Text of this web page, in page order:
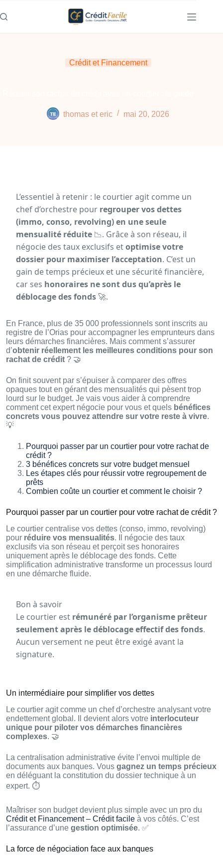
au
contenu
Crédit et Financement
thomas et eric mai 20, 2026
L’essentiel à retenir : le courtier agit comme un
chef d’orchestre pour regrouper vos dettes
(immo, conso, revolving) en une seule
mensualité réduite 📉. Grâce à son réseau, il
négocie des taux exclusifs etoptimise votre
dossier pour maximiser l’acceptation. C’est un
gain de temps précieux et une sécurité financière,
car ses honoraires ne sont dus qu’après le
déblocage des fonds 🚀.
En France, plus de 35 000 professionnels sont inscrits au
registre de l’Orias pour accompagner les emprunteurs dans
leurs démarches financières. Mais comment s’assurer
d’obtenir réellement les meilleures conditions pour son
rachat de crédit ? 🤝
On finit souvent par s’épuiser à comparer des offres
opaques tout en gérant des mensualités qui pèsent trop
lourd sur le budget. Je vais vous aider à comprendre
comment cet expert négocie pour vous et quels bénéfices
concrets vous pouvez attendre sur votre reste à vivre.
💡
Pourquoi passer par un courtier pour votre rachat de
crédit ?
3 bénéfices concrets sur votre budget mensuel
Les étapes clés pour réussir votre regroupement de
prêts
Combien coûte un courtier et comment le choisir ?
Pourquoi passer par un courtier pour votre rachat de crédit ?
Le courtier centralise vos dettes (conso, immo, revolving)
pour réduire vos mensualités. Il négocie des taux
exclusifs via son réseau et perçoit ses honoraires
uniquement après le déblocage des fonds. Cette
simplification administrative transforme un processus lourd
en une démarche fluide.
Bon à savoir
Le courtier est rémunéré par l’organisme prêteur
seulement après le déblocage effectif des fonds.
Aucun versement ne peut être exigé avant la
signature.
Un intermédiaire pour simplifier vos dettes
Le courtier agit comme un chef d’orchestre analysant votre
endettement global. Il devient alors votre interlocuteur
unique pour piloter vos démarches financières
complexes. 🤝
La centralisation administrative évite l’envoi multiple de
documents aux banques. Vous gagnez un temps précieux
en déléguant la constitution du dossier technique à un
expert. ⏱️
Maîtriser son budget devient plus simple avec un pro du
Crédit et Financement – Crédit facile à vos côtés. C’est
l’assurance d’une gestion optimisée. ✅
La force de négociation face aux banques